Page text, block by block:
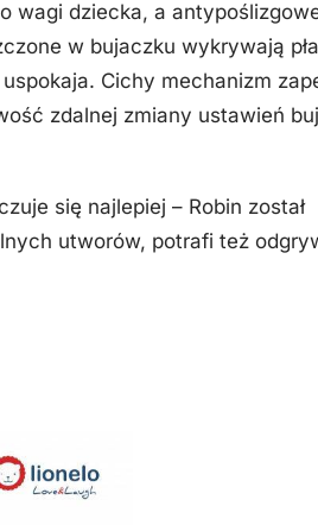
wagi dziecka, a
w bujaczku wykrywają
Cichy mechanizm
zdalnej zmiany ustawień
się najlepiej – Robin został
utworów, potrafi też